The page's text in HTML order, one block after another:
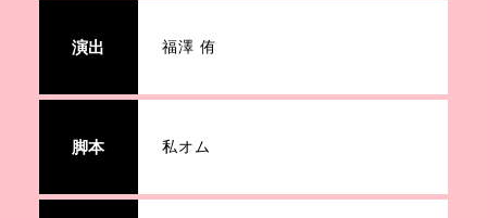
演出 福澤 侑
脚本 私オム